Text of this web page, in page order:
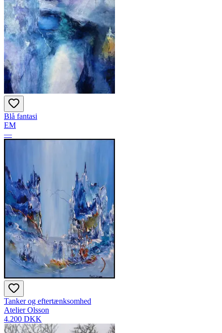
Blå fantasi
EM
—
Tanker og eftertænksomhed
Atelier Olsson
4.200 DKK